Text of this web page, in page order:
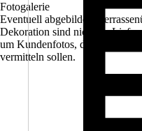
Fotogalerie
Eventuell abgebildete
Dekoration sind nicht im
um Kundenfotos, die Ihnen
vermitteln sollen.